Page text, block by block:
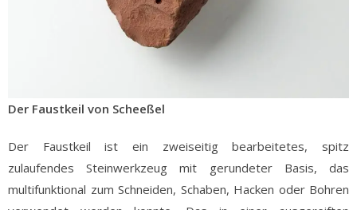
Der Faustkeil von Scheeßel
Der Faustkeil ist ein zweiseitig bearbeitetes, spitz
zulaufendes Steinwerkzeug mit gerundeter Basis, das
multifunktional zum Schneiden, Schaben, Hacken oder Bohren